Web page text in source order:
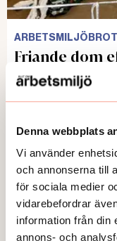
Denna webbplats
Vi använder
och annonserna till
för sociala medier
vidarebefordrar
information från din
annons- och
Friande dom
Publicerad: 2026-05-12
Här kan du
temaartiklar